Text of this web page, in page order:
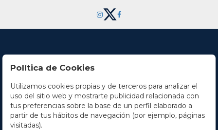
Contacto
Horario
La empresa
Política de Cookies
Utilizamos cookies propias y de terceros para analizar el
uso del sitio web y mostrarte publicidad relacionada con
tus preferencias sobre la base de un perfil elaborado a
partir de tus hábitos de navegación (por ejemplo, páginas
visitadas).